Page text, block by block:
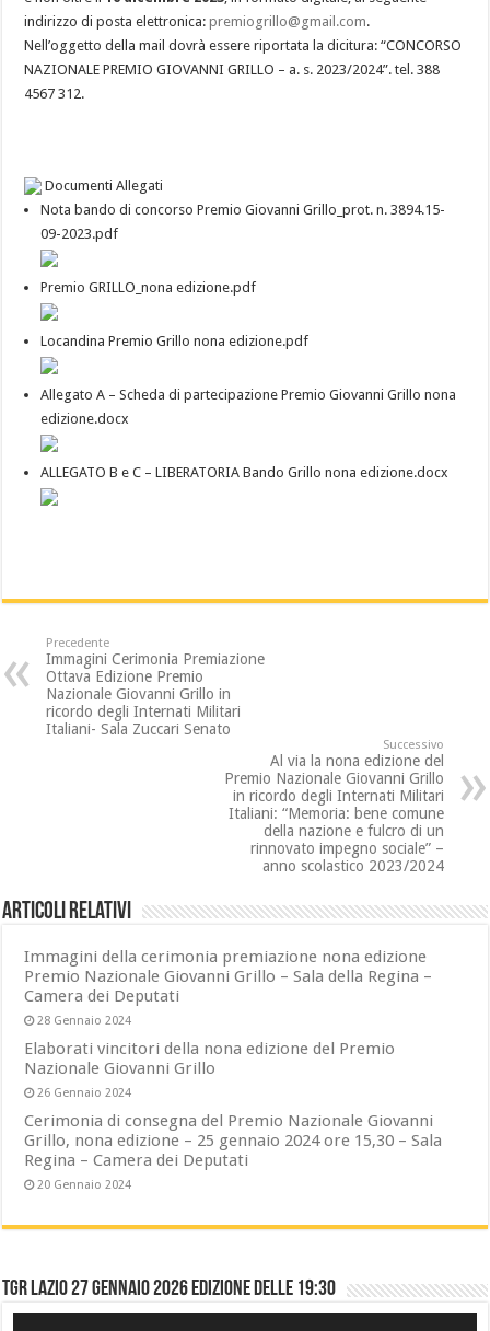
indirizzo di posta elettronica:premiogrillo@gmail.com.
Nell’oggetto della mail dovrà essere riportata la dicitura: “CONCORSO
NAZIONALE PREMIO GIOVANNI GRILLO – a. s. 2023/2024”. tel. 388
4567 312.
Documenti Allegati
Nota bando di concorso Premio Giovanni Grillo_prot. n. 3894.15-
09-2023.pdf
Premio GRILLO_nona edizione.pdf
Locandina Premio Grillo nona edizione.pdf
Allegato A – Scheda di partecipazione Premio Giovanni Grillo nona
edizione.docx
ALLEGATO B e C – LIBERATORIA Bando Grillo nona edizione.docx
Precedente
Immagini Cerimonia Premiazione
Ottava Edizione Premio
Nazionale Giovanni Grillo in
ricordo degli Internati Militari
Italiani- Sala Zuccari Senato
Successivo
Al via la nona edizione del
Premio Nazionale Giovanni Grillo
in ricordo degli Internati Militari
Italiani: “Memoria: bene comune
della nazione e fulcro di un
rinnovato impegno sociale” –
anno scolastico 2023/2024
Articoli relativi
Immagini della cerimonia premiazione nona edizione
Premio Nazionale Giovanni Grillo – Sala della Regina –
Camera dei Deputati
28 Gennaio 2024
Elaborati vincitori della nona edizione del Premio
Nazionale Giovanni Grillo
26 Gennaio 2024
Cerimonia di consegna del Premio Nazionale Giovanni
Grillo, nona edizione – 25 gennaio 2024 ore 15,30 – Sala
Regina – Camera dei Deputati
20 Gennaio 2024
TGR LAZIO 27 gennaio 2026 edizione delle 19:30